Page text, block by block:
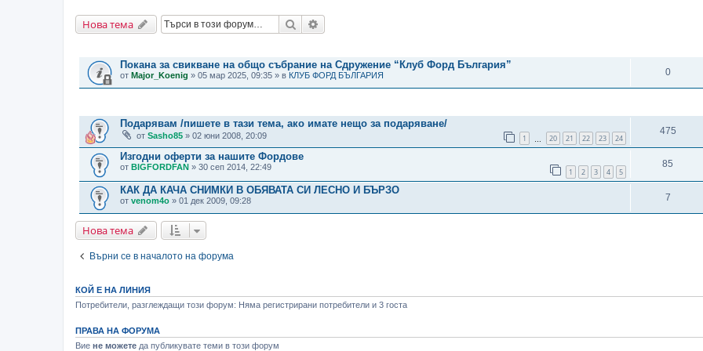
Нова тема Търсене
Покана за свикване на общо събрание на Сдружение “Клуб Форд България”
от Major_Koenig » 05 мар 2025, 09:35 » в КЛУБ ФОРД БЪЛГАРИЯ 0
Подарявам /пишете в тази тема, ако имате нещо за подаряване/
от Sasho85 » 02 юни 2008, 20:09 1 20 21 22 23 24
475
Изгодни оферти за нашите Фордове
от BIGFORDFAN » 30 сеп 2014, 22:49 1 2 3 4 5
85
КАК ДА КАЧА СНИМКИ В ОБЯВАТА СИ ЛЕСНО И БЪРЗО
от venom4o » 01 дек 2009, 09:28 7
Нова тема
Върни се в началото на форума
КОЙ Е НА ЛИНИЯ
Потребители, разглеждащи този форум: Няма регистрирани потребители и 3 госта
ПРАВА НА ФОРУМА
Вие не можете да публикувате теми в този форум